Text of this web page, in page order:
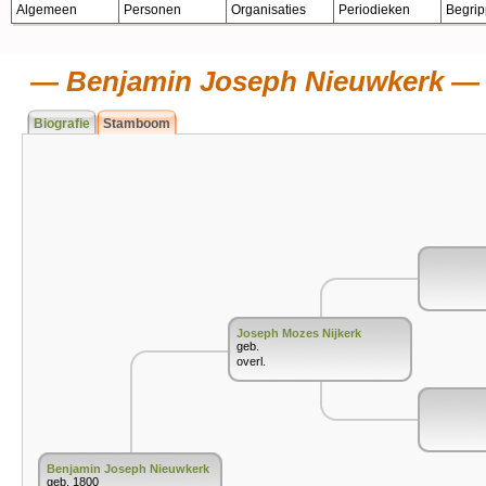
Algemeen Personen Organisaties Periodieken
Benjamin Joseph Nieuwkerk
Biografie Stamboom
Benjamin Joseph Nieuwkerk
geb. 1800
Joseph Mozes Nijkerk
geb.
overl.